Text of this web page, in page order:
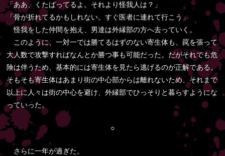
「ああ、くたばってるよ。それより怪我人は？」
「骨が折れてるかもしれない。すぐ医者に連れて行こう」
怪我をした仲間を抱え、男達は外縁部の方へ去っていく。
このように、一対一では勝てるはずのない寄生体も、罠を張って
大人数で攻撃すればなんとか勝つ事も可能だった。だがそれでも危
険は伴うため、基本的には寄生体を見たら逃げるのが正解である。
そもそも寄生体はあまり街の中心部からは離れないため、それまで
以上に人々は街の中心を避け、外縁部でひっそりと暮らすようにな
っていった。
○
さらに一年が過ぎた。